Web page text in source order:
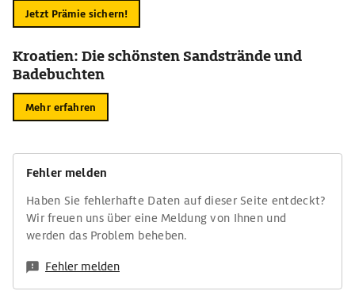
Jetzt Prämie sichern!
Kroatien: Die schönsten Sandstrände und
Badebuchten
Mehr erfahren
Fehler melden
Haben Sie fehlerhafte Daten auf dieser Seite entdeckt?
Wir freuen uns über eine Meldung von Ihnen und
werden das Problem beheben.
Fehler melden